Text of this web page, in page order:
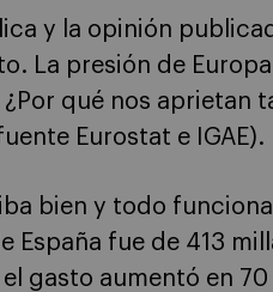
y la opinión
La presión de
qué nos aprietan
Eurostat e IGAE).
bien y todo
España fue de 413
gasto aumentó en